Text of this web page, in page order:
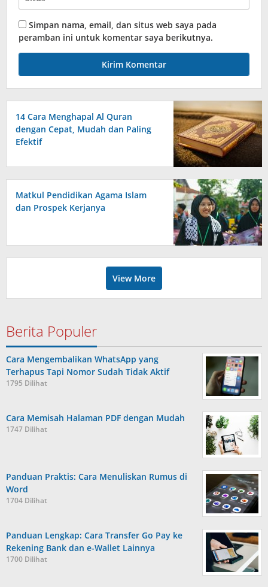
Simpan nama, email, dan situs web saya pada
peramban ini untuk komentar saya berikutnya.
14 Cara Menghapal Al Quran
dengan Cepat, Mudah dan Paling
Efektif
Matkul Pendidikan Agama Islam
dan Prospek Kerjanya
View More
Berita Populer
Cara Mengembalikan WhatsApp yang
Terhapus Tapi Nomor Sudah Tidak Aktif
1795 Dilihat
Cara Memisah Halaman PDF dengan Mudah
1747 Dilihat
Panduan Praktis: Cara Menuliskan Rumus di
Word
1704 Dilihat
Panduan Lengkap: Cara Transfer Go Pay ke
Rekening Bank dan e-Wallet Lainnya
1700 Dilihat